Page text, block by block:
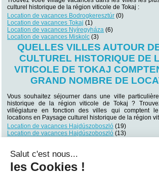
culturel historique de la région viticole de Tokaj :
Location de vacances Bodrogkeresztúr (0)
Location de vacances Tokaj (1)
Location de vacances Nyíregyháza (6)
Location de vacances Miskolc (3)
QUELLES VILLES AUTOUR
CULTUREL HISTORIQUE DE
VITICOLE DE TOKAJ
GRAND NOMBRE DE
Vous souhaitez séjourner dans une ville
historique de la région viticole de Tokaj ?
villégiature en fonction des villes qui comptent
locations en Paysage culturel historique de la région
Location de vacances Hajdúszoboszló (19)
Location de vacances Hajdúszoboszló (13)
Location de vacances Miskolc
Location de vacances Eger(3)
Location de vacances Mezőkövesd
Salut c'est nous...
les Cookies !